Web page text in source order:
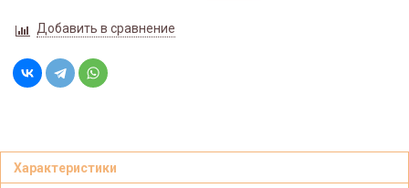
Добавить в сравнение
Характеристики